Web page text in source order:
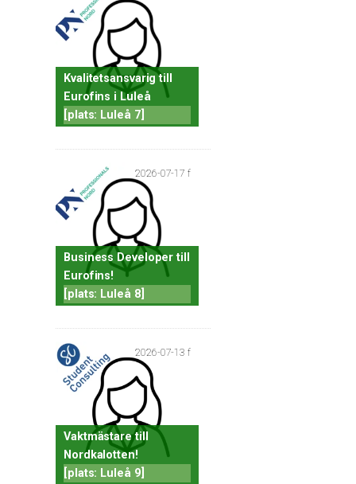
Kvalitetsansvarig till
Eurofins i Luleå
[plats: Luleå 7]
2026-07-17 f
Business Developer till
Eurofins!
[plats: Luleå 8]
2026-07-13 f
Vaktmästare till
Nordkalotten!
[plats: Luleå 9]